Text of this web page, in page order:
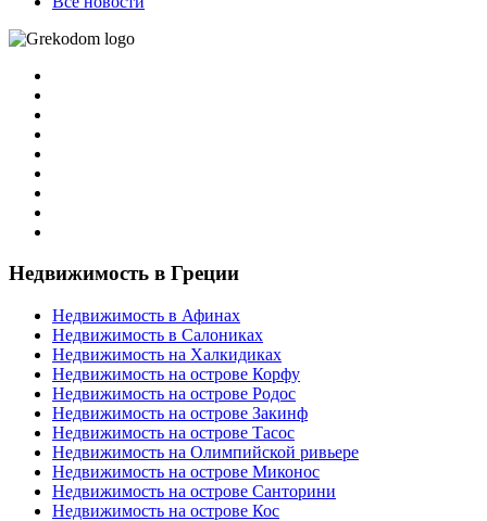
Недвижимость в Греции
Недвижимость в Афинах
Недвижимость в Салониках
Недвижимость на Халкидиках
Недвижимость на острове Корфу
Недвижимость на острове Родос
Недвижимость на острове Закинф
Недвижимость на острове Тасос
Недвижимость на Олимпийской ривьере
Недвижимость на острове Миконос
Недвижимость на острове Санторини
Недвижимость на острове Кос